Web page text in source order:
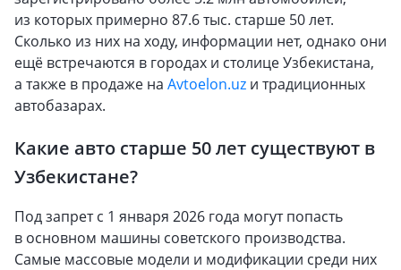
из которых примерно 87.6 тыс. старше 50 лет.
Сколько из них на ходу, информации нет, однако они
ещё встречаются в городах и столице Узбекистана,
а также в продаже на Avtoelon.uz и традиционных
автобазарах.
Какие авто старше 50 лет существуют в
Узбекистане?
Под запрет с 1 января 2026 года могут попасть
в основном машины советского производства.
Самые массовые модели и модификации среди них